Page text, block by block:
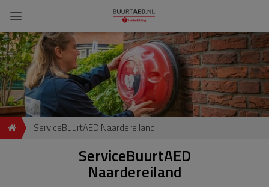
ServiceBuurtAED Naardereiland
ServiceBuurtAED
Naardereiland